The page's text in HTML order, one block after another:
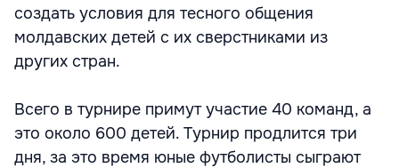
создать условия для тесного общения
молдавских детей с их сверстниками из
других стран.
Всего в турнире примут участие 40 команд, а
это около 600 детей. Турнир продлится три
дня, за это время юные футболисты сыграют